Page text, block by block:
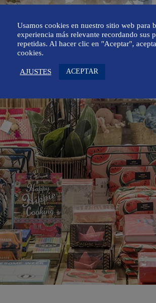
Usamos cookies en nuestro sitio web para
experiencia más relevante recordando sus
repetidas. Al hacer clic en "Aceptar",
cookies.
AJUSTES ACEPTAR